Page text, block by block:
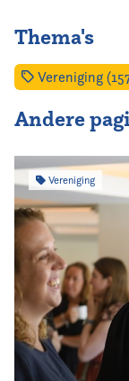
Thema's
Vereniging
Andere
Vereniging